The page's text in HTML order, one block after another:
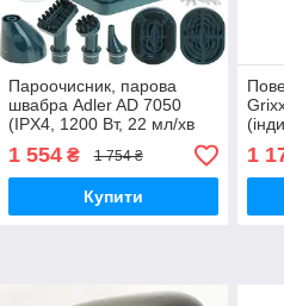
Пароочисник, парова
швабра Adler AD 7050
(IPX4, 1200 Вт, 22 мл/хв
пари, 120 мл води, захист
від перегріву)
1 554₴ 1 754 ₴
Купити
C)
1